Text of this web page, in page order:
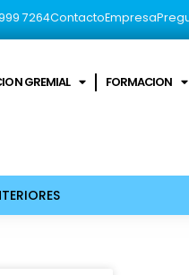
999 7264​ContactoEmpresa
GREMIAL FORMACION